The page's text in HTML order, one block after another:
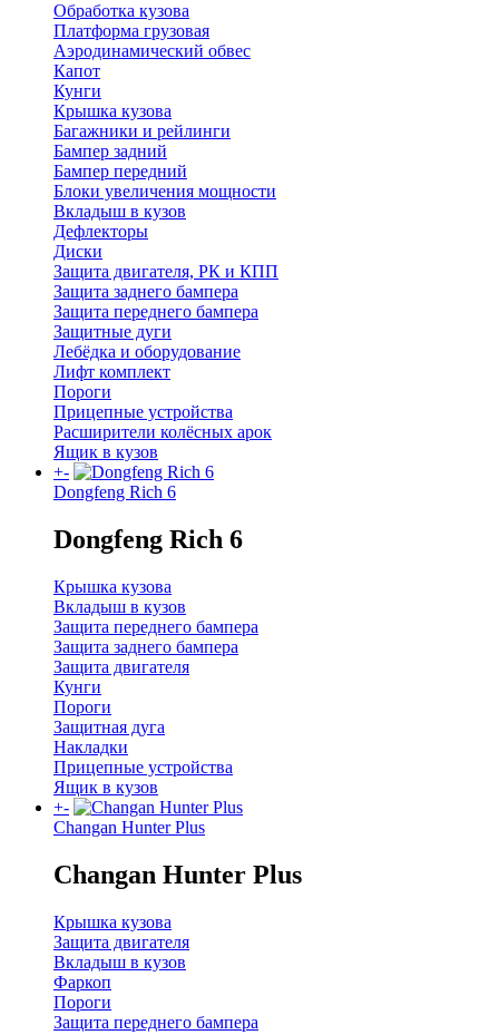
Обработка кузова
Платформа грузовая
Аэродинамический обвес
Капот
Кунги
Крышка кузова
Багажники и рейлинги
Бампер задний
Бампер передний
Блоки увеличения мощности
Вкладыш в кузов
Дефлекторы
Диски
Защита двигателя, РК и КПП
Защита заднего бампера
Защита переднего бампера
Защитные дуги
Лебёдка и оборудование
Лифт комплект
Пороги
Прицепные устройства
Расширители колёсных арок
Ящик в кузов
+-
Dongfeng Rich 6
Dongfeng Rich 6
Крышка кузова
Вкладыш в кузов
Защита переднего бампера
Защита заднего бампера
Защита двигателя
Кунги
Пороги
Защитная дуга
Накладки
Прицепные устройства
Ящик в кузов
+-
Changan Hunter Plus
Changan Hunter Plus
Крышка кузова
Защита двигателя
Вкладыш в кузов
Фаркоп
Пороги
Защита переднего бампера